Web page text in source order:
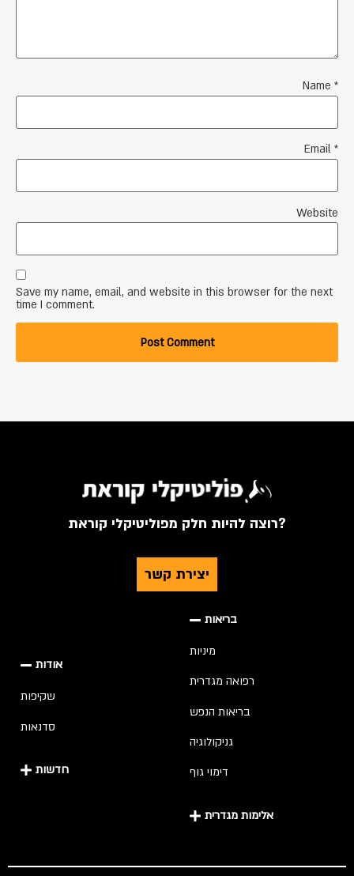
Name *
Email *
Website
Save my name, email, and website in this browser for the next
time I comment.
רוצה להיות חלק מפוליטיקלי קוראת?
יצירת קשר
אודות
שקיפות
סדנאות
חדשות
בריאות
מיניות
רפואה מגדרית
בריאות הנפש
גניקולוגיה
דימוי גוף
אלימות מגדרית